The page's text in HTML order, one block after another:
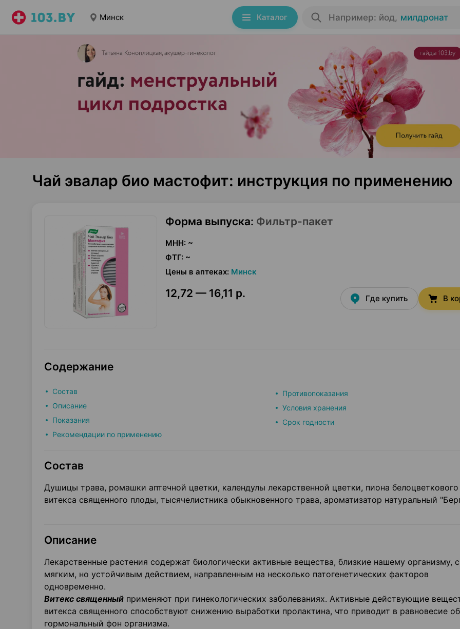
Минск Каталог Например: йод, милдронат
Чай эвалар био мастофит: инструкция по применению
Форма выпуска: Фильтр-пакет
МНН: ~
ФТГ: ~
Цены в аптеках: Минск
12,72 — 16,11 р. Где купить В
Содержание
Состав
Описание
Показания
Рекомендации по применению
Противопоказания
Условия хранения
Срок годности
Состав
Душицы трава, ромашки аптечной цветки, календулы лекарственной цветки, пиона
витекса священного плоды, тысячелистника обыкновенного трава, ароматизатор натуральный
Описание
Лекарственные растения содержат биологически активные вещества, близкие нашему организму,
мягким, но устойчивым действием, направленным на несколько патогенетических факторов
одновременно.
Витекс священный применяют при гинекологических заболеваниях. Активные действующие
витекса священного способствуют снижению выработки пролактина, что приводит в равновесие
гормональный фон организма.